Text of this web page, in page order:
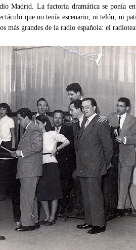
Madrid. La factoría dramática se ponía
que no tenía escenario, ni telón, ni
más grandes de la radio española: el